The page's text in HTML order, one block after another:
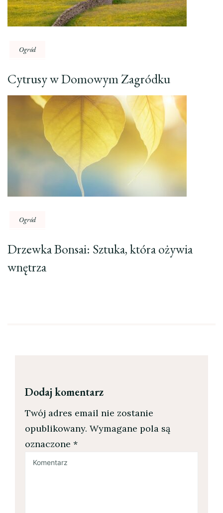
Ogród
Cytrusy w Domowym Zagródku
Ogród
Drzewka Bonsai: Sztuka, która ożywia
wnętrza
Dodaj komentarz
Twój adres email nie zostanie
opublikowany. Wymagane pola są
oznaczone *